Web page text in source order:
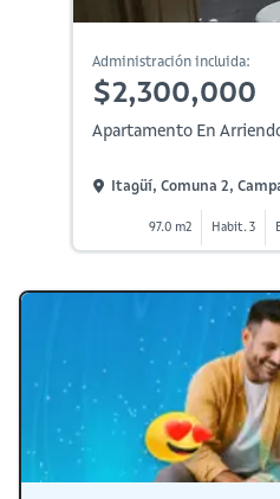
Administración incluida:
$2,300,000
Apartamento En
Itagüí, Comuna 2,
97.0 m2 Habit. 3